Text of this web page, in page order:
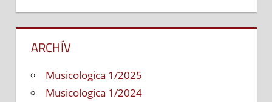
ARCHÍV
Musicologica 1/2025
Musicologica 1/2024